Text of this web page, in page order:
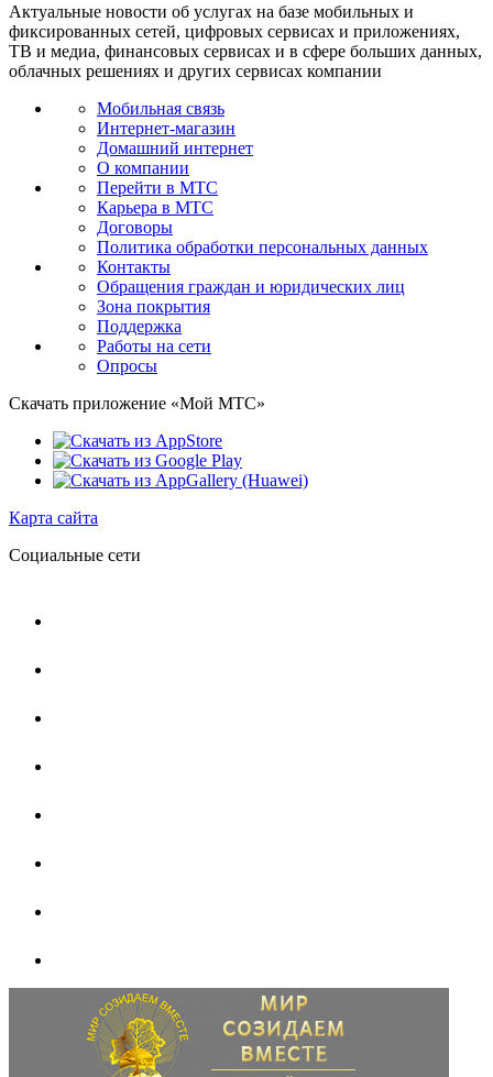
Актуальные новости об услугах на базе мобильных и
фиксированных сетей, цифровых сервисах и приложениях,
ТВ и медиа, финансовых сервисах и в сфере больших данных,
облачных решениях и других сервисах компании
Мобильная связь
Интернет-магазин
Домашний интернет
О компании
Перейти в МТС
Карьера в МТС
Договоры
Политика обработки персональных данных
Контакты
Обращения граждан и юридических лиц
Зона покрытия
Поддержка
Работы на сети
Опросы
Скачать приложение «Мой МТС»
Карта сайта
Социальные сети